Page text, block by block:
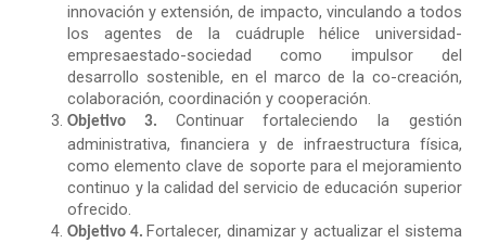
innovación y extensión, de impacto, vinculando a todos
los agentes de la cuádruple hélice universidad-
empresaestado-sociedad como impulsor del
desarrollo sostenible, en el marco de la co-creación,
colaboración, coordinación y cooperación.
Objetivo 3.
Continuar fortaleciendo la gestión
administrativa, financiera y de infraestructura física,
como elemento clave de soporte para el mejoramiento
continuo y la calidad del servicio de educación superior
ofrecido.
Objetivo 4. Fortalecer, dinamizar y actualizar el sistema